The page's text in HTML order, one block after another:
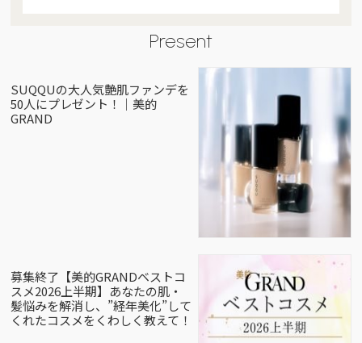
Present
SUQQUの大人気艶肌ファンデを
50人にプレゼント！｜美的
GRAND
募集終了【美的GRANDベストコ
スメ2026上半期】あなたの肌・
髪悩みを解消し、”経年美化”して
くれたコスメをくわしく教えて！